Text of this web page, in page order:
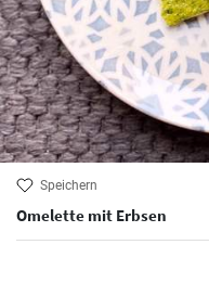
Speichern
Omelette mit Erbsen